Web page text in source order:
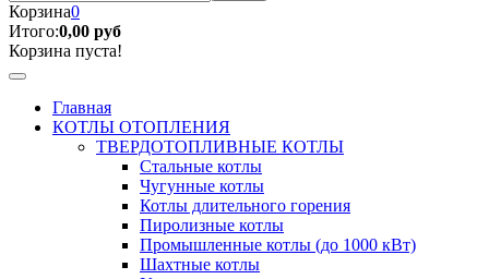
Корзина0
Итого:0,00 руб
Корзина пуста!
Главная
КОТЛЫ ОТОПЛЕНИЯ
ТВЕРДОТОПЛИВНЫЕ КОТЛЫ
Стальные котлы
Чугунные котлы
Котлы длительного горения
Пиролизные котлы
Промышленные котлы (до 1000 кВт)
Шахтные котлы